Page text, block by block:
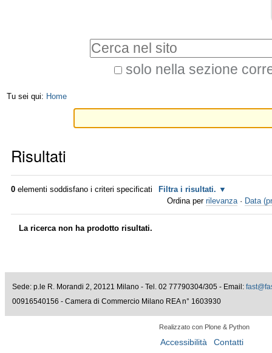
Salta
navigazione
solo nella sezione
avanzata…
Tu sei qui: Home
Risultati
0 elementi soddisfano i criteri specificati
Filtra i risultati.
Ordina per rilevanza · Data
La ricerca non ha prodotto risultati.
Sede: p.le R. Morandi 2, 20121 Milano - Tel. 02 77790304/305 - Email:
00916540156 - Camera di Commercio Milano REA n° 1603930
Realizzato con Plone & Python
Accessibilità Contatti